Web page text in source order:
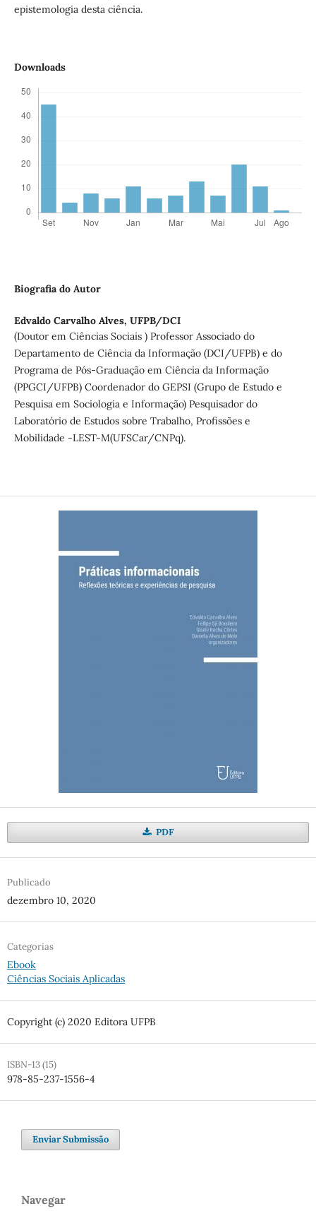
epistemologia desta ciência.
Downloads
Biografia do Autor
Edvaldo Carvalho Alves, UFPB/DCI
(Doutor em Ciências Sociais ) Professor Associado do
Departamento de Ciência da Informação (DCI/UFPB) e do
Programa de Pós-Graduação em Ciência da Informação
(PPGCI/UFPB) Coordenador do GEPSI (Grupo de Estudo e
Pesquisa em Sociologia e Informação) Pesquisador do
Laboratório de Estudos sobre Trabalho, Profissões e
Mobilidade -LEST-M(UFSCar/CNPq).
PDF
Publicado
dezembro 10, 2020
Categorias
Ebook
Ciências Sociais Aplicadas
Copyright (c) 2020 Editora UFPB
ISBN-13 (15)
978-85-237-1556-4
Enviar Submissão
Navegar